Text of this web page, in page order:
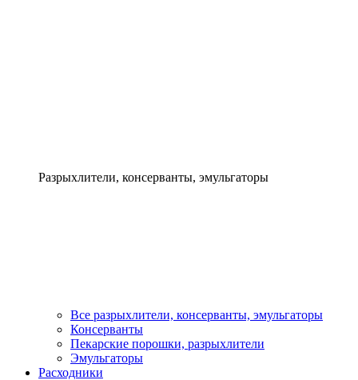
Разрыхлители, консерванты, эмульгаторы
Все разрыхлители, консерванты, эмульгаторы
Консерванты
Пекарские порошки, разрыхлители
Эмульгаторы
Расходники